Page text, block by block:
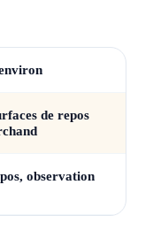
de repos
observation